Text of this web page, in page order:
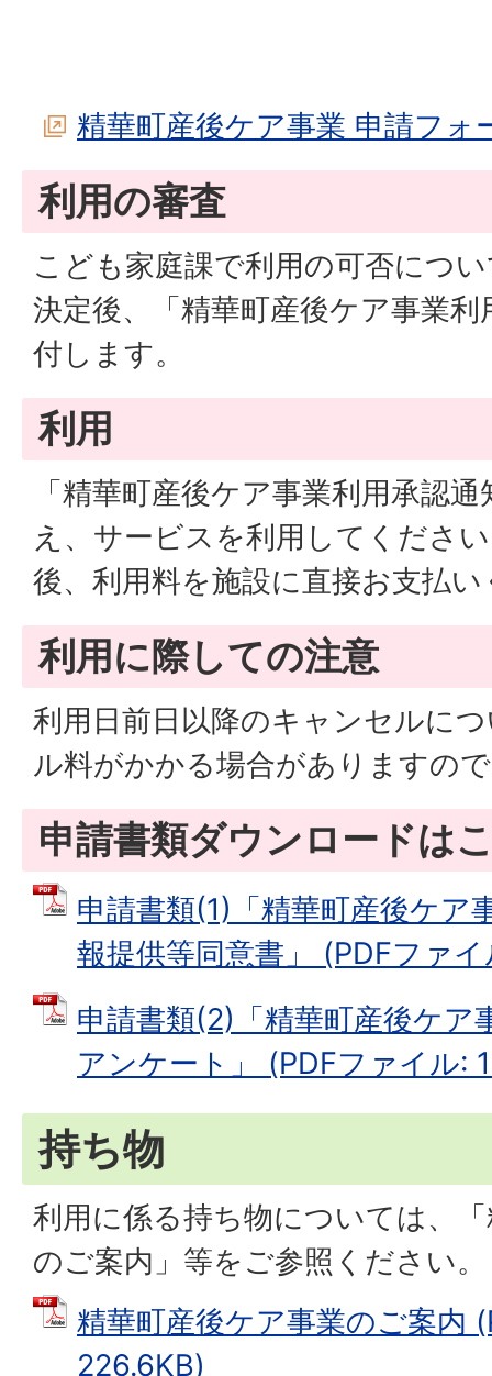
精華町産後ケア事業 申請フォ
利用の審査
こども家庭課で利用の可否につ
決定後、「精華町産後ケア事業
付します。
利用
「精華町産後ケア事業利用承認
え、サービスを利用してくださ
後、利用料を施設に直接お支払
利用に際しての注意
利用日前日以降のキャンセルに
ル料がかかる場合がありますの
申請書類ダウンロードは
申請書類(1)「精華町産後ケア
報提供等同意書」 (PDFファ
申請書類(2)「精華町産後ケア
アンケート」 (PDFファイル:
持ち物
利用に係る持ち物については、
のご案内」等をご参照ください。
精華町産後ケア事業のご案内
226.6KB)